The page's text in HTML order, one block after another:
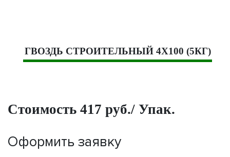
ГВОЗДЬ СТРОИТЕЛЬНЫЙ 4Х100 (5КГ)
Стоимость 417 руб./ Упак.
Оформить заявку